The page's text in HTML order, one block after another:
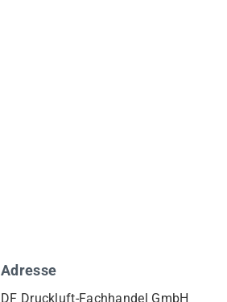
Adresse
DF Druckluft-Fachhandel GmbH